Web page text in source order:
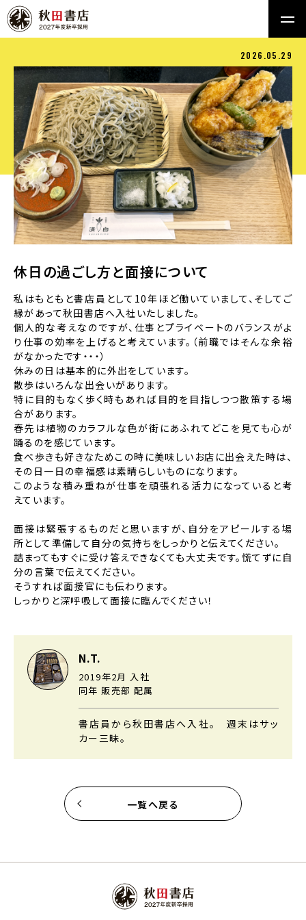
2026.05.29
休日の過ごし方と面接について
私はもともと書店員として10年ほど働いていまして、そしてご
縁があって秋田書店へ入社いたしました。
個人的な考えなのですが、仕事とプライベートのバランスがよ
り仕事の効率を上げると考えています。 （前職ではそんな余裕
がなかったです・・・）
休みの日は基本的に外出をしています。
散歩はいろんな出会いがあります。
特に目的もなく歩く時もあれば目的を目指しつつ散策する場
合があります。
春先は植物のカラフルな色が街にあふれてどこを見ても心が
踊るのを感じています。
食べ歩きも好きなためこの時に美味しいお店に出会えた時は、
その日一日の幸福感は素晴らしいものになります。
このような積み重ねが仕事を頑張れる活力になっていると考
えています。
面接は緊張するものだと思いますが、 自分をアピールする場
所として準備して自分の気持ちをしっかりと伝えてください。
詰まってもすぐに受け答えできなくても大丈夫です。慌てずに自
分の言葉で伝えてください。
そうすれば面接官にも伝わります。
しっかりと深呼吸して面接に臨んでください！
N.T.
2019年2月 入社
同年 販売部 配属
書店員から秋田書店へ入社。 週末はサッ
カー三昧。
一覧へ戻る